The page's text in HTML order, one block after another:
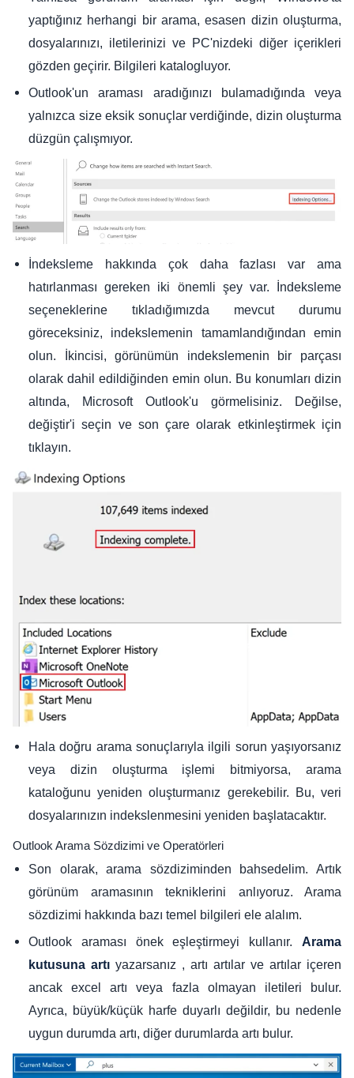
yaptığınız herhangi bir arama, esasen dizin oluşturma,
dosyalarınızı, iletilerinizi ve PC'nizdeki diğer içerikleri
gözden geçirir. Bilgileri katalogluyor.
Outlook'un araması aradığınızı bulamadığında veya
yalnızca size eksik sonuçlar verdiğinde, dizin oluşturma
düzgün çalışmıyor.
İndeksleme hakkında çok daha fazlası var ama
hatırlanması gereken iki önemli şey var. İndeksleme
seçeneklerine tıkladığımızda mevcut durumu
göreceksiniz, indekslemenin tamamlandığından emin
olun. İkincisi, görünümün indekslemenin bir parçası
olarak dahil edildiğinden emin olun. Bu konumları dizin
altında, Microsoft Outlook'u görmelisiniz. Değilse,
değiştir'i seçin ve son çare olarak etkinleştirmek için
tıklayın.
Hala doğru arama sonuçlarıyla ilgili sorun yaşıyorsanız
veya dizin oluşturma işlemi bitmiyorsa, arama
kataloğunu yeniden oluşturmanız gerekebilir. Bu, veri
dosyalarınızın indekslenmesini yeniden başlatacaktır.
Outlook Arama Sözdizimi ve Operatörleri
Son olarak, arama sözdiziminden bahsedelim. Artık
görünüm aramasının tekniklerini anlıyoruz. Arama
sözdizimi hakkında bazı temel bilgileri ele alalım.
Outlook araması önek eşleştirmeyi kullanır. Arama
kutusuna artı yazarsanız , artı artılar ve artılar içeren
ancak excel artı veya fazla olmayan iletileri bulur.
Ayrıca, büyük/küçük harfe duyarlı değildir, bu nedenle
uygun durumda artı, diğer durumlarda artı bulur.